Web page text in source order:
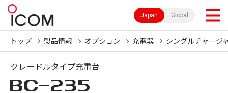
Japan Global
トップ 製品情報 オプション 充電器 シングルチャージ
クレードルタイプ充電台
BC-235